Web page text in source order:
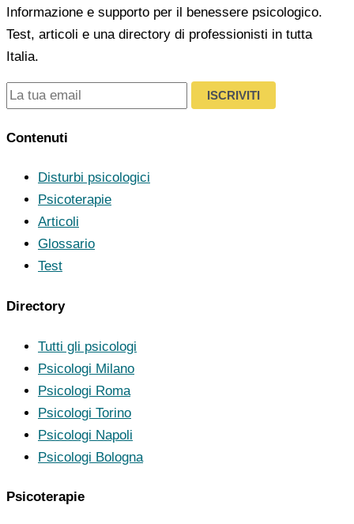
Informazione e supporto per il benessere psicologico.
Test, articoli e una directory di professionisti in tutta
Italia.
ISCRIVITI
Contenuti
Disturbi psicologici
Psicoterapie
Articoli
Glossario
Test
Directory
Tutti gli psicologi
Psicologi Milano
Psicologi Roma
Psicologi Torino
Psicologi Napoli
Psicologi Bologna
Psicoterapie